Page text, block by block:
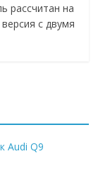
рассчитан на
с двумя
Audi Q9